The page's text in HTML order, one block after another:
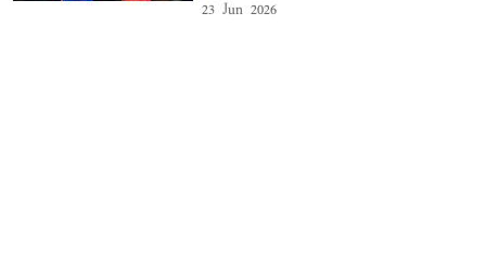
23 Jun 2026